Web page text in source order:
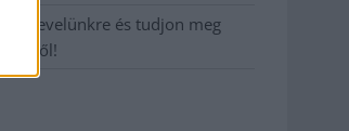
hírlevelünkre és tudjon meg